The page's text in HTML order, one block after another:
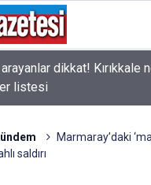
dikkat! Kırıkkale
listesi
Marmaray’daki
saldırı